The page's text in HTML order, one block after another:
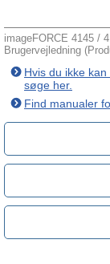
imageFORCE 4145 /
Brugervejledning
Hvis du ikke
søge her.
Find manualer